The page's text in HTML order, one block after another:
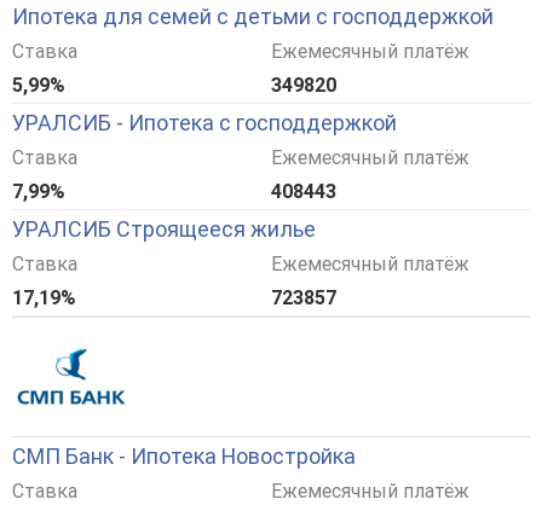
Ипотека для семей с детьми с господдержкой
Ставка
5,99%
Ежемесячный платёж
349820
УРАЛСИБ - Ипотека с господдержкой
Ставка
7,99%
Ежемесячный платёж
408443
УРАЛСИБ Строящееся жилье
Ставка
17,19%
Ежемесячный платёж
723857
СМП Банк - Ипотека Новостройка
Ставка
Ежемесячный платёж